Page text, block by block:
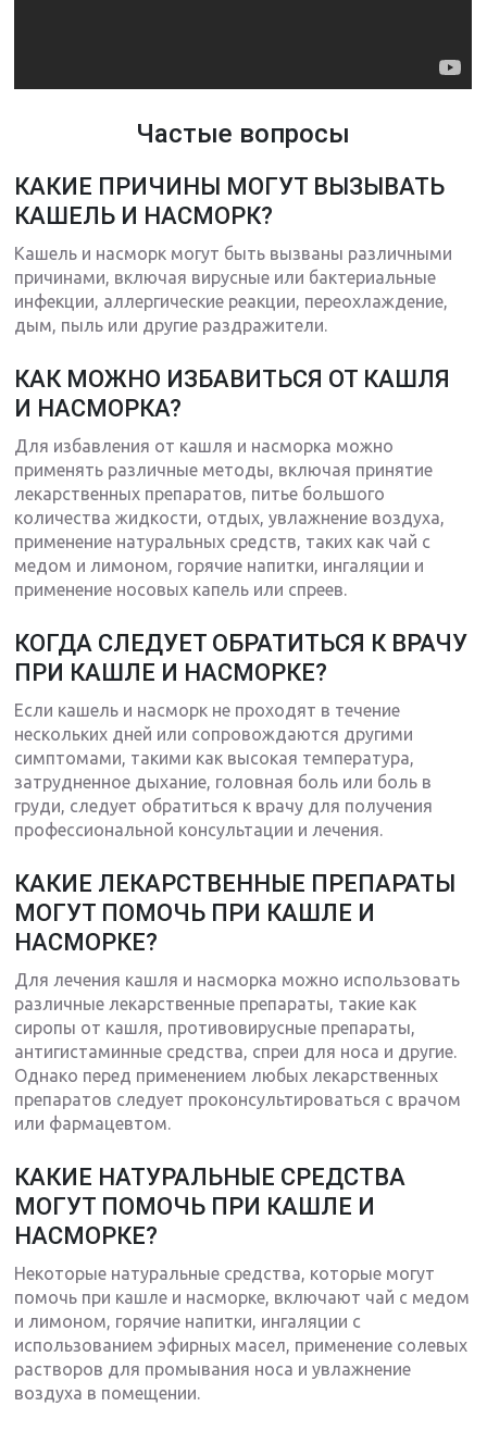
Частые вопросы
КАКИЕ ПРИЧИНЫ МОГУТ ВЫЗЫВАТЬ
КАШЕЛЬ И НАСМОРК?
Кашель и насморк могут быть вызваны различными
причинами, включая вирусные или бактериальные
инфекции, аллергические реакции, переохлаждение,
дым, пыль или другие раздражители.
КАК МОЖНО ИЗБАВИТЬСЯ ОТ КАШЛЯ
И НАСМОРКА?
Для избавления от кашля и насморка можно
применять различные методы, включая принятие
лекарственных препаратов, питье большого
количества жидкости, отдых, увлажнение воздуха,
применение натуральных средств, таких как чай с
медом и лимоном, горячие напитки, ингаляции и
применение носовых капель или спреев.
КОГДА СЛЕДУЕТ ОБРАТИТЬСЯ К ВРАЧУ
ПРИ КАШЛЕ И НАСМОРКЕ?
Если кашель и насморк не проходят в течение
нескольких дней или сопровождаются другими
симптомами, такими как высокая температура,
затрудненное дыхание, головная боль или боль в
груди, следует обратиться к врачу для получения
профессиональной консультации и лечения.
КАКИЕ ЛЕКАРСТВЕННЫЕ ПРЕПАРАТЫ
МОГУТ ПОМОЧЬ ПРИ КАШЛЕ И
НАСМОРКЕ?
Для лечения кашля и насморка можно использовать
различные лекарственные препараты, такие как
сиропы от кашля, противовирусные препараты,
антигистаминные средства, спреи для носа и другие.
Однако перед применением любых лекарственных
препаратов следует проконсультироваться с врачом
или фармацевтом.
КАКИЕ НАТУРАЛЬНЫЕ СРЕДСТВА
МОГУТ ПОМОЧЬ ПРИ КАШЛЕ И
НАСМОРКЕ?
Некоторые натуральные средства, которые могут
помочь при кашле и насморке, включают чай с медом
и лимоном, горячие напитки, ингаляции с
использованием эфирных масел, применение солевых
растворов для промывания носа и увлажнение
воздуха в помещении.